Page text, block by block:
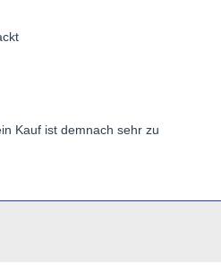
Kauf ist demnach sehr zu